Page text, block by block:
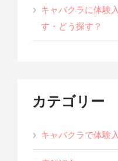
キャバクラに体験
す・どう探す？
カテゴリー
キャバクラで体験